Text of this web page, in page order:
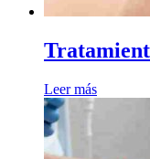
Leer más